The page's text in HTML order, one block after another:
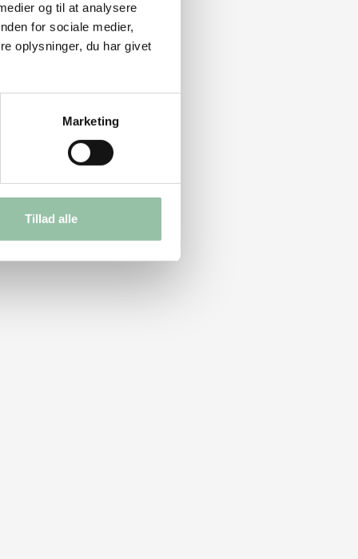
og til at analysere
for sociale medier,
oplysninger, du har givet
Marketing
Tillad alle